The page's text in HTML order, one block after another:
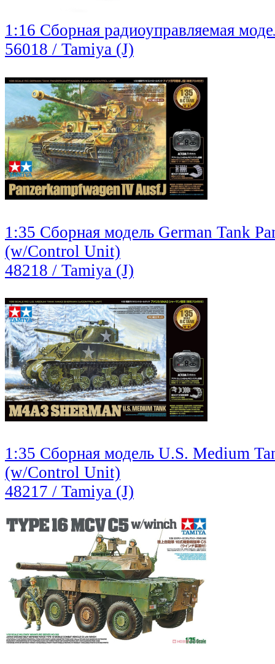
1:16 Сборная радиоуправляемая
56018 / Tamiya (J)
1:35 Сборная модель German Tank
(w/Control Unit)
48218 / Tamiya (J)
1:35 Сборная модель U.S. Medium
(w/Control Unit)
48217 / Tamiya (J)